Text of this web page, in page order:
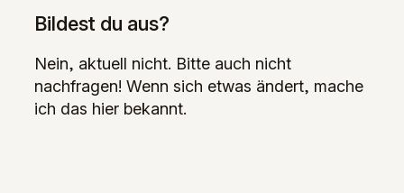
Bildest du aus?
Nein, aktuell nicht. Bitte auch nicht
nachfragen! Wenn sich etwas ändert, mache
ich das hier bekannt.